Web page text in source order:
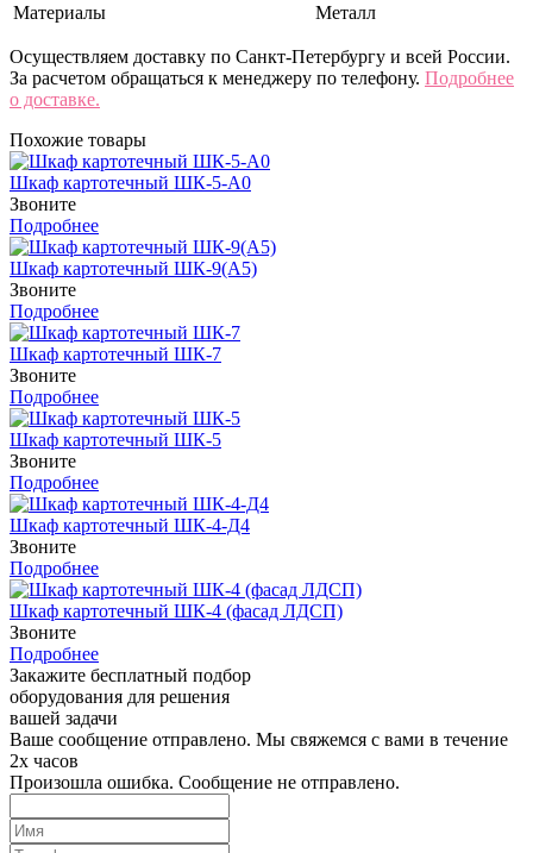
Материалы
Металл
Осуществляем доставку по Санкт-Петербургу и всей России.
За расчетом обращаться к менеджеру по телефону. Подробнее
о доставке.
Похожие товары
Шкаф картотечный ШК-5-А0
Звоните
Подробнее
Шкаф картотечный ШК-9(A5)
Звоните
Подробнее
Шкаф картотечный ШК-7
Звоните
Подробнее
Шкаф картотечный ШК-5
Звоните
Подробнее
Шкаф картотечный ШК-4-Д4
Звоните
Подробнее
Шкаф картотечный ШК-4 (фасад ЛДСП)
Звоните
Подробнее
Закажите бесплатный подбор
оборудования для решения
вашей задачи
Ваше сообщение отправлено. Мы свяжемся с вами в течение
2х часов
Произошла ошибка. Сообщение не отправлено.